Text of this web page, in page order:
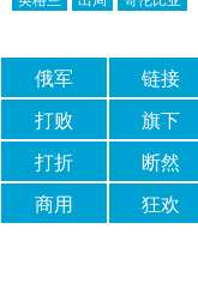
俄军 链接
打败
旗下
打折
断然
商用
狂欢